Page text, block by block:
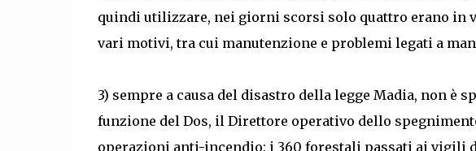
quindi utilizzare, nei giorni scorsi solo quattro erano in
vari motivi, tra cui manutenzione e problemi legati a
3) sempre a causa del disastro della legge Madia, non è
funzione del Dos, il Direttore operativo dello
operazioni anti-incendio: i 360 forestali passati ai vigili